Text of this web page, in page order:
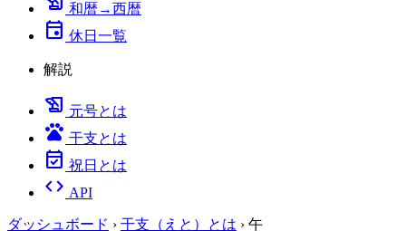
和暦→西暦
event 休日一覧
解説
history_edu 元号とは
pets 干支とは
event_available 祝日とは
code API
ダッシュボード › 干支（えと）とは › 午